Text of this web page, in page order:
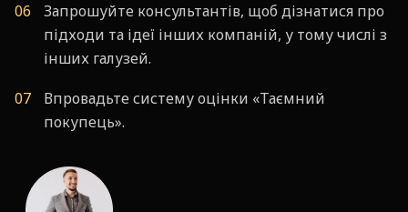
Запрошуйте консультантів, щоб дізнатися про
підходи та ідеї інших компаній, у тому числі з
інших галузей.
Впровадьте систему оцінки «Таємний
покупець».